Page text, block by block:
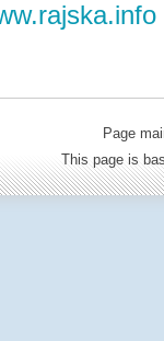
Page
This page is